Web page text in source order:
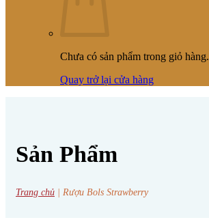
Chưa có sản phẩm trong giỏ hàng.
Quay trở lại cửa hàng
Sản Phẩm
Trang chủ Rượu Bols Strawberry